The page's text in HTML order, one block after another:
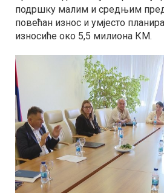
подршку малим и средњим
повећан износ и умјесто
износиће око 5,5 милиона КМ.